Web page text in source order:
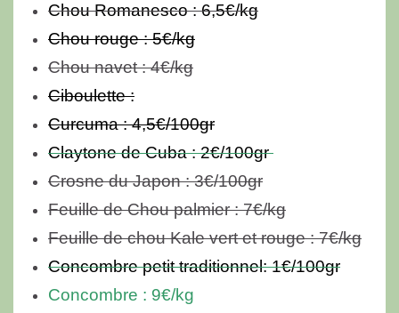
Chou Romanesco : 6,5€/kg
Chou rouge : 5€/kg
Chou navet : 4€/kg
Ciboulette :
Curcuma : 4,5€/100gr
Claytone de Cuba : 2€/100gr
Crosne du Japon : 3€/100gr
Feuille de Chou palmier : 7€/kg
Feuille de chou Kale vert et rouge : 7€/kg
Concombre petit traditionnel: 1€/100gr
Concombre : 9€/kg